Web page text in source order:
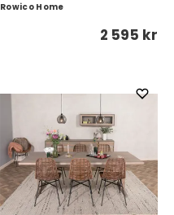
Rowico Home
2 595 kr